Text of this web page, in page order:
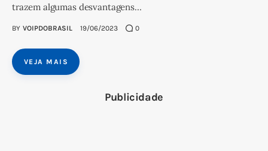
trazem algumas desvantagens…
BY VOIPDOBRASIL 19/06/2023 0
VEJA MAIS
Publicidade